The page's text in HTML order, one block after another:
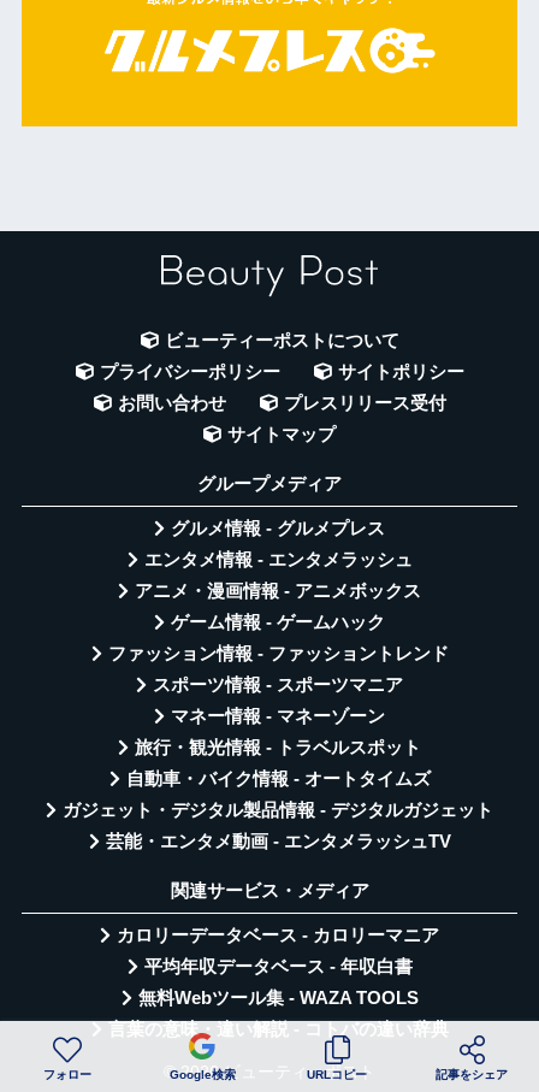
ビューティーポストについて
プライバシーポリシー
サイトポリシー
お問い合わせ
プレスリリース受付
サイトマップ
グループメディア
グルメ情報 - グルメプレス
エンタメ情報 - エンタメラッシュ
アニメ・漫画情報 - アニメボックス
ゲーム情報 - ゲームハック
ファッション情報 - ファッショントレンド
スポーツ情報 - スポーツマニア
マネー情報 - マネーゾーン
旅行・観光情報 - トラベルスポット
自動車・バイク情報 - オートタイムズ
ガジェット・デジタル製品情報 - デジタルガジェット
芸能・エンタメ動画 - エンタメラッシュTV
関連サービス・メディア
カロリーデータベース - カロリーマニア
平均年収データベース - 年収白書
無料Webツール集 - WAZA TOOLS
言葉の意味・違い解説 - コトバの違い辞典
© 2026 ビューティーポスト
フォロー Google検索 URLコピー 記事をシェア